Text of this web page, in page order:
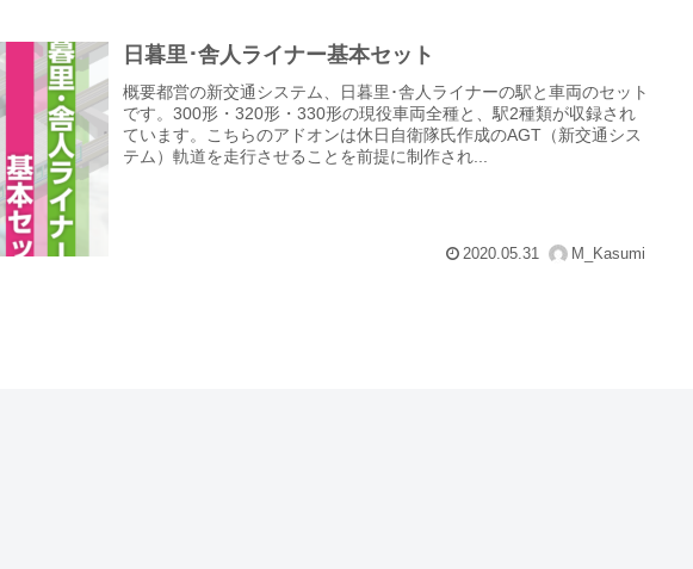
日暮里･舎人ライナー基本セット
概要都営の新交通システム、日暮里･舎人ライナーの駅と車両のセット
です。300形・320形・330形の現役車両全種と、駅2種類が収録され
ています。こちらのアドオンは休日自衛隊氏作成のAGT（新交通シス
テム）軌道を走行させることを前提に制作され...
2020.05.31 M_Kasumi